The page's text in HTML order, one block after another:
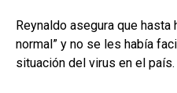
Reynaldo asegura que
normal” y no se les había
situación del virus en el país.